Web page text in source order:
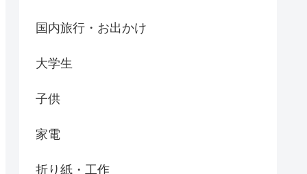
国内旅行・お出かけ
大学生
子供
家電
折り紙・工作